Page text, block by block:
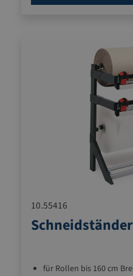
10.55416
Schneidständer
für Rollen bis 160 cm